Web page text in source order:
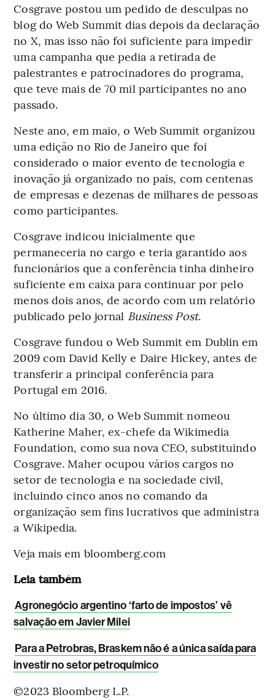
Cosgrave postou um pedido de desculpas no
blog do Web Summit dias depois da declaração
no X, mas isso não foi suficiente para impedir
uma campanha que pedia a retirada de
palestrantes e patrocinadores do programa,
que teve mais de 70 mil participantes no ano
passado.
Neste ano, em maio, o Web Summit organizou
uma edição no Rio de Janeiro que foi
considerado o maior evento de tecnologia e
inovação já organizado no país, com centenas
de empresas e dezenas de milhares de pessoas
como participantes.
Cosgrave indicou inicialmente que
permaneceria no cargo e teria garantido aos
funcionários que a conferência tinha dinheiro
suficiente em caixa para continuar por pelo
menos dois anos, de acordo com um relatório
publicado pelo jornal Business Post.
Cosgrave fundou o Web Summit em Dublin em
2009 com David Kelly e Daire Hickey, antes de
transferir a principal conferência para
Portugal em 2016.
No último dia 30, o Web Summit nomeou
Katherine Maher, ex-chefe da Wikimedia
Foundation, como sua nova CEO, substituindo
Cosgrave. Maher ocupou vários cargos no
setor de tecnologia e na sociedade civil,
incluindo cinco anos no comando da
organização sem fins lucrativos que administra
a Wikipedia.
Veja mais em bloomberg.com
Leia também
Agronegócio argentino ‘farto de impostos’ vê
salvação em Javier Milei
Para a Petrobras, Braskem não é a única saída para
investir no setor petroquímico
©2023 Bloomberg L.P.